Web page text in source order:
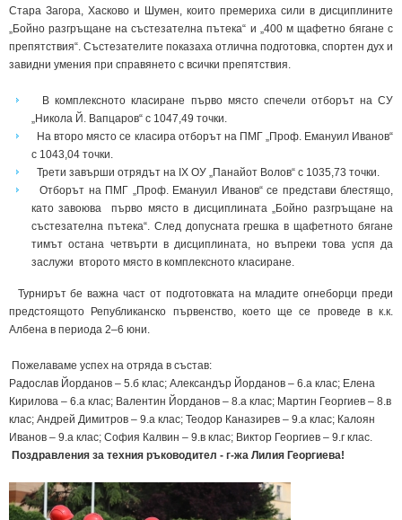
Стара Загора, Хасково и Шумен, които премериха сили в дисциплините
„Бойно разгръщане на състезателна пътека“ и „400 м щафетно бягане с
препятствия“. Състезателите показаха отлична подготовка, спортен дух и
завидни умения при справянето с всички препятствия.
В комплексното класиране първо място спечели отборът на СУ
„Никола Й. Вапцаров“ с 1047,49 точки.
На второ място се класира отборът на ПМГ „Проф. Емануил Иванов“
с 1043,04 точки.
Трети завърши отрядът на IX ОУ „Панайот Волов“ с 1035,73 точки.
Отборът на ПМГ „Проф. Емануил Иванов“ се представи блестящо,
като завоюва първо място в дисциплината „Бойно разгръщане на
състезателна пътека“. След допусната грешка в щафетното бягане
тимът остана четвърти в дисциплината, но въпреки това успя да
заслужи второто място в комплексното класиране.
Турнирът бе важна част от подготовката на младите огнеборци преди
предстоящото Републиканско първенство, което ще се проведе в к.к.
Албена в периода 2–6 юни.
Пожелаваме успех на отряда в състав:
Радослав Йорданов – 5.б клас; Александър Йорданов – 6.а клас; Елена
Кирилова – 6.а клас; Валентин Йорданов – 8.а клас; Мартин Георгиев – 8.в
клас; Андрей Димитров – 9.а клас; Теодор Каназирев – 9.а клас; Калоян
Иванов – 9.а клас; София Калвин – 9.в клас; Виктор Георгиев – 9.г клас.
Поздравления за техния ръководител - г-жа Лилия Георгиева!